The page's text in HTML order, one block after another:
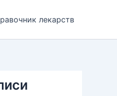
лекарств